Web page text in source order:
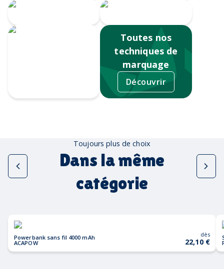
Toutes nos
techniques de
marquage
Découvrir
Toujours plus de choix
Dans la même
catégorie
Powerbank sans fil 4000 mAh
ACAPOW
dès
22,10 €